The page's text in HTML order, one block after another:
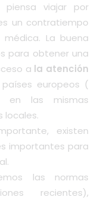
piensa viajar por
un contratiempo
La buena
para obtener una
a la atención
europeos (
en las mismas
locales.
existen
importantes para
las normas
recientes),